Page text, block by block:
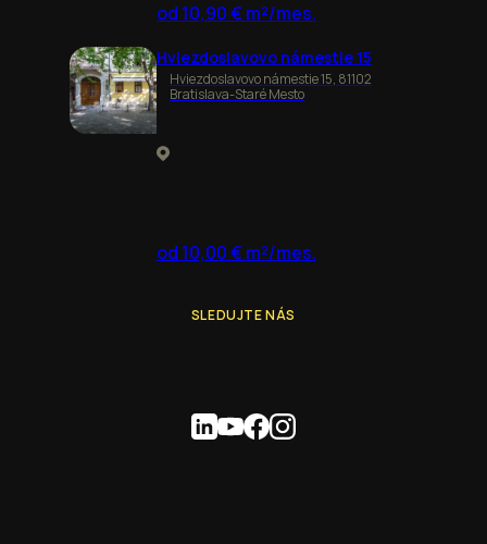
od 10,90 € m²/mes.
Hviezdoslavovo námestie 15
Hviezdoslavovo námestie 15, 81102
Bratislava-Staré Mesto
od 10,00 € m²/mes.
SLEDUJTE NÁS